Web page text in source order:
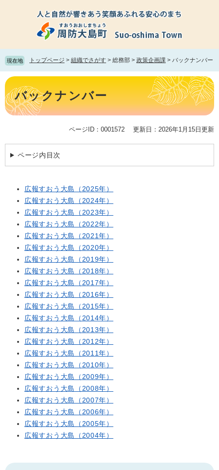
頭
で
す。
飛
ば
て
本
文
現在地 トップページ > 組織でさがす > 総務部 > 政策企画課 > バックナンバー
本
文 バックナンバー
ページID：0001572 更新日：2026年1月15日更新
ページ内目次
広報すおう大島（2025年）
広報すおう大島（2024年）
広報すおう大島（2023年）
広報すおう大島（2022年）
広報すおう大島（2021年）
広報すおう大島（2020年）
広報すおう大島（2019年）
広報すおう大島（2018年）
広報すおう大島（2017年）
広報すおう大島（2016年）
広報すおう大島（2015年）
広報すおう大島（2014年）
広報すおう大島（2013年）
広報すおう大島（2012年）
広報すおう大島（2011年）
広報すおう大島（2010年）
広報すおう大島（2009年）
広報すおう大島（2008年）
広報すおう大島（2007年）
広報すおう大島（2006年）
広報すおう大島（2005年）
広報すおう大島（2004年）